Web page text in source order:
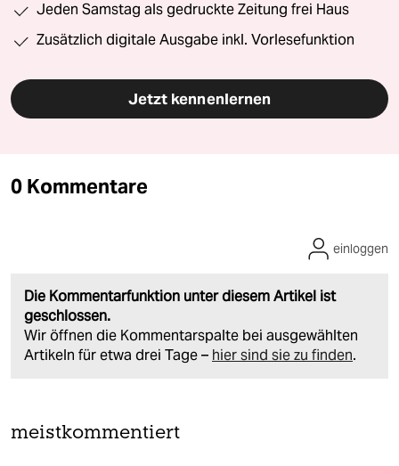
Jeden Samstag als gedruckte Zeitung frei Haus
Zusätzlich digitale Ausgabe inkl. Vorlesefunktion
Jetzt kennenlernen
0 Kommentare
Die Kommentarfunktion unter diesem Artikel ist
geschlossen.
Wir öffnen die Kommentarspalte bei ausgewählten
Artikeln für etwa drei Tage – hier sind sie zu finden.
einloggen
meistkommentiert